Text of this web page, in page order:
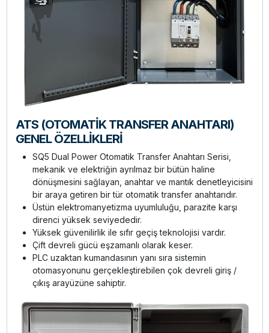
ATS (OTOMATİK TRANSFER ANAHTARI)
GENEL ÖZELLİKLERİ
SQ5 Dual Power Otomatik Transfer Anahtarı Serisi,
mekanik ve elektriğin ayrılmaz bir bütün haline
dönüşmesini sağlayan, anahtar ve mantık denetleyicisini
bir araya getiren bir tür otomatik transfer anahtarıdır.
Üstün elektromanyetizma uyumluluğu, parazite karşı
direnci yüksek seviyededir.
Yüksek güvenilirlik ile sıfır geçiş teknolojisi vardır.
Çift devreli gücü eşzamanlı olarak keser.
PLC uzaktan kumandasının yanı sıra sistemin
otomasyonunu gerçekleştirebilen çok devreli giriş /
çıkış arayüzüne sahiptir.